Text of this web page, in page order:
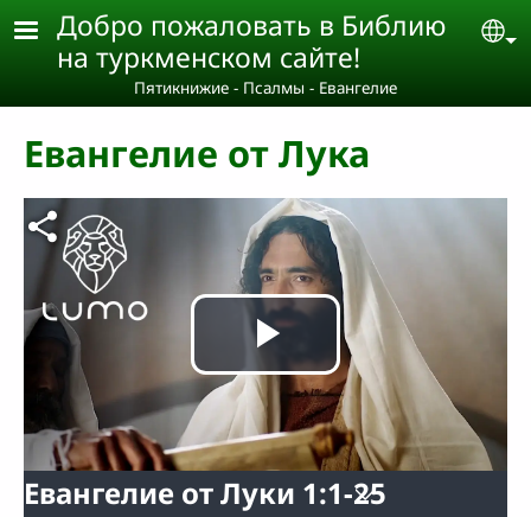
Skip to main content
Добро пожаловать в Библию
на туркменском сайте!
Пятикнижие - Псалмы - Евангелие
Евангелие от Лука
видео
Евангелие от Луки 1:1-25